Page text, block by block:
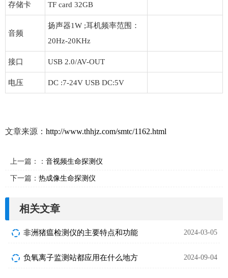
存储卡 TF card 32GB
音频
扬声器1W ;耳机频率范围：
20Hz-20KHz
接口 USB 2.0/AV-OUT
电压 DC :7-24V USB DC:5V
文章来源： http://www.thhjz.com/smtc/1162.html
上一篇：： 音视频生命探测仪
下一篇： 热成像生命探测仪
相关文章
非洲猪瘟检测仪的主要特点和功能 2024-03-05
负氧离子监测站都应用在什么地方 2024-09-04